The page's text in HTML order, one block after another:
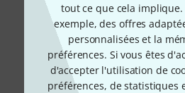
tout ce que cela
exemple, des offres
personnalisées et la
préférences. Si vous êtes
d'accepter l'utilisation de
préférences, de statistiques